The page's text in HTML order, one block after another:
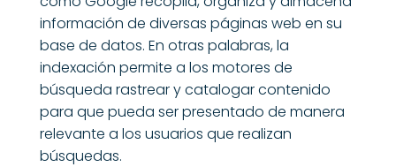
información de diversas páginas web en su
base de datos. En otras palabras, la
indexación permite a los motores de
búsqueda rastrear y catalogar contenido
para que pueda ser presentado de manera
relevante a los usuarios que realizan
búsquedas.